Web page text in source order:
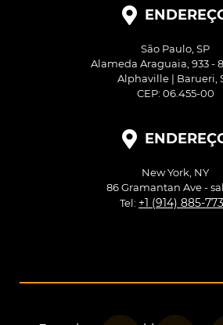
São Paulo, SP
Alameda Araguaia, 933 -
Alphaville | Barueri,
CEP: 06.455-00
New York, NY
86 Gramantan Ave -
Tel: +1 (914) 885-